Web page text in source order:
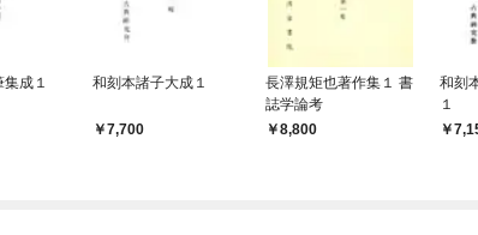
成１ 和刻本諸子大成１
7,700
長澤規矩也著作集１ 書
誌学論考
8,800
和刻
１